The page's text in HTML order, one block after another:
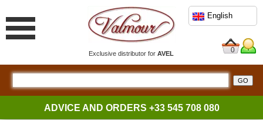
Exclusive distributor forAVEL
English
0
ADVICE AND ORDERS +33 545 708 080